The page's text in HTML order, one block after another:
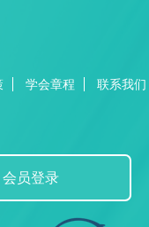
学会章程 联系我们
会员登录